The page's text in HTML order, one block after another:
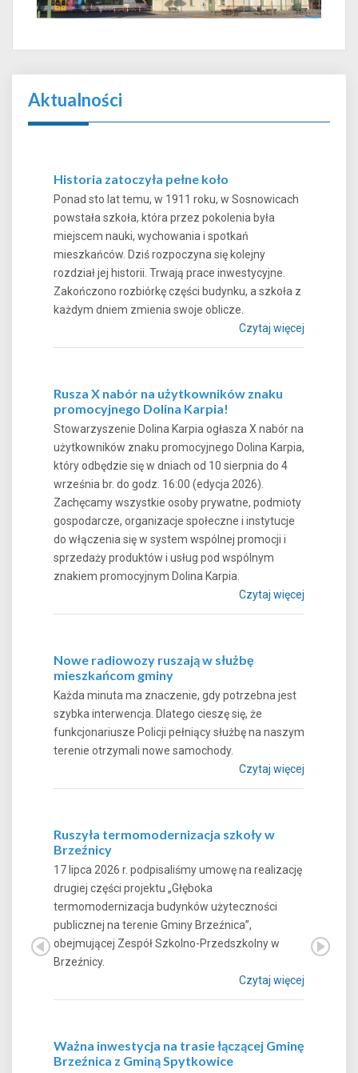
Aktualności
Historia zatoczyła pełne koło
Ponad sto lat temu, w 1911 roku, w Sosnowicach
powstała szkoła, która przez pokolenia była
miejscem nauki, wychowania i spotkań
mieszkańców. Dziś rozpoczyna się kolejny
rozdział jej historii. Trwają prace inwestycyjne.
Zakończono rozbiórkę części budynku, a szkoła z
każdym dniem zmienia swoje oblicze.
Czytaj więcej
Rusza X nabór na użytkowników znaku
promocyjnego Dolina Karpia!
Stowarzyszenie Dolina Karpia ogłasza X nabór na
użytkowników znaku promocyjnego Dolina Karpia,
który odbędzie się w dniach od 10 sierpnia do 4
września br. do godz. 16:00 (edycja 2026).
Zachęcamy wszystkie osoby prywatne, podmioty
gospodarcze, organizacje społeczne i instytucje
do włączenia się w system wspólnej promocji i
sprzedaży produktów i usług pod wspólnym
znakiem promocyjnym Dolina Karpia.
Czytaj więcej
Nowe radiowozy ruszają w służbę
mieszkańcom gminy
Każda minuta ma znaczenie, gdy potrzebna jest
szybka interwencja. Dlatego cieszę się, że
funkcjonariusze Policji pełniący służbę na naszym
terenie otrzymali nowe samochody.
Czytaj więcej
Ruszyła termomodernizacja szkoły w
Brzeźnicy
17 lipca 2026 r. podpisaliśmy umowę na realizację
drugiej części projektu „Głęboka
termomodernizacja budynków użyteczności
publicznej na terenie Gminy Brzeźnica”,
obejmującej Zespół Szkolno-Przedszkolny w
Brzeźnicy.
Czytaj więcej
Ważna inwestycja na trasie łączącej Gminę
Brzeźnica z Gminą Spytkowice